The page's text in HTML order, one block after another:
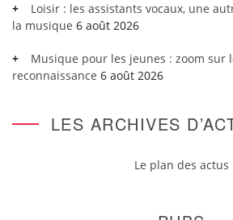
Loisir : les assistants vocaux, une
la musique 6 août 2026
Musique pour les jeunes : zoom sur
reconnaissance 6 août 2026
LES ARCHIVES
Le plan des actus